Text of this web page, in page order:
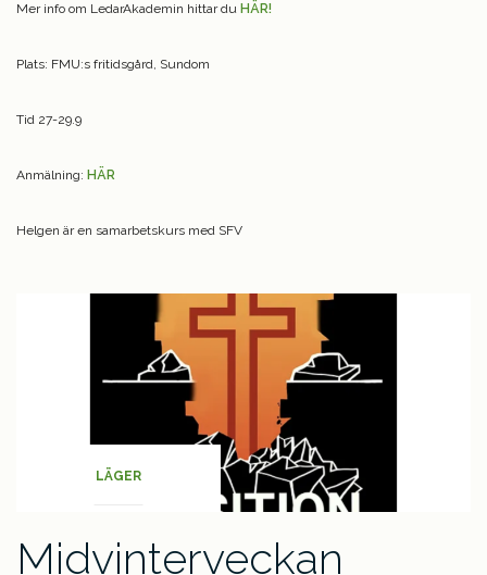
Mer info om LedarAkademin hittar du HÄR!
Plats: FMU:s fritidsgård, Sundom
Tid 27-29.9
Anmälning: HÄR
Helgen är en samarbetskurs med SFV
LÄGER
Midvinterveckan